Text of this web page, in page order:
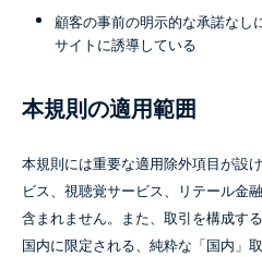
顧客の事前の明示的な承諾なし
サイトに誘導している
本規則の適用範囲
本規則には重要な適用除外項目が設
ビス、視聴覚サービス、リテール金
含まれません。また、取引を構成す
国内に限定される、純粋な「国内」